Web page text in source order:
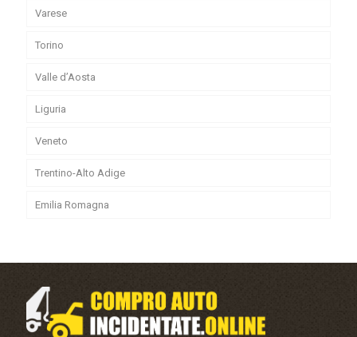
Varese
Torino
Valle d’Aosta
Liguria
Veneto
Trentino-Alto Adige
Emilia Romagna